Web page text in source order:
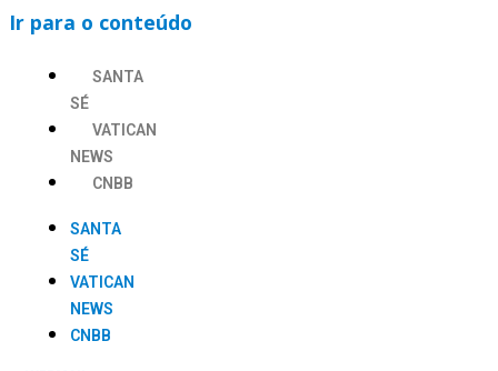
Ir para o conteúdo
SANTA
SÉ
VATICAN
NEWS
CNBB
SANTA
SÉ
VATICAN
NEWS
CNBB